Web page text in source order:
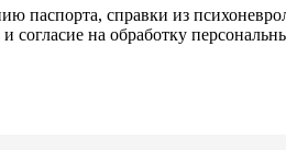
паспорта, справки из
согласие на обработку